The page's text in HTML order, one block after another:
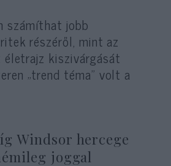
számíthat jobb
részéről, mint az
kiszivárgását
„trend téma” volt a
Windsor hercege
joggal